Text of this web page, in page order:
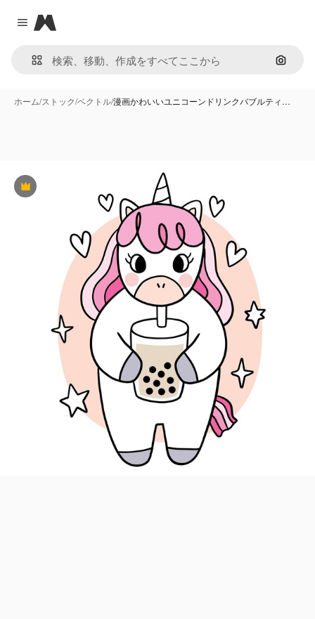
Close menu
Magnific
画像で
ホーム/ストック/ベクトル/漫画かわいいユニコーンドリンクバブルティ…
Premium